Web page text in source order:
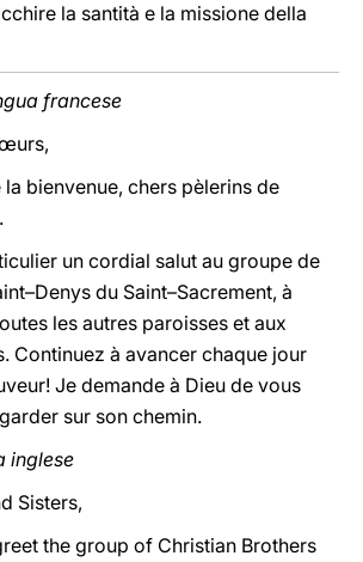
la santità e la missione della
francese
bienvenue, chers pèlerins de
un cordial salut au groupe de
du Saint–Sacrement, à
les autres paroisses et aux
Continuez à avancer chaque jour
Je demande à Dieu de vous
sur son chemin.
inglese
Sisters,
the group of Christian Brothers